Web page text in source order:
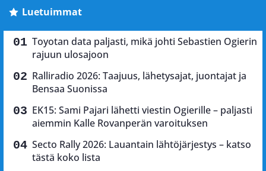
Luetuimmat
Toyotan data paljasti, mikä johti Sebastien Ogierin
rajuun ulosajoon
Ralliradio 2026: Taajuus, lähetysajat, juontajat ja
Bensaa Suonissa
EK15: Sami Pajari lähetti viestin Ogierille – paljasti
aiemmin Kalle Rovanperän varoituksen
Secto Rally 2026: Lauantain lähtöjärjestys – katso
tästä koko lista